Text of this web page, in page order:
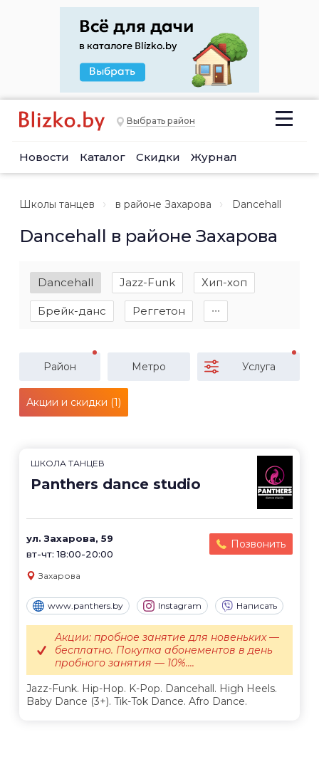
Выбрать район
Новости Каталог Скидки Журнал
Школы танцев в районе Захарова Dancehall
Dancehall в районе Захарова
Dancehall Jazz-Funk Хип-хоп
Брейк-данс Реггетон ∙∙∙
Район Метро Услуга
Акции и скидки (1)
ШКОЛА ТАНЦЕВ
Panthers dance studio
ул. Захарова, 59
вт-чт: 18:00-20:00
Позвонить
Захарова
www.panthers.by Instagram Написать
Jazz-Funk. Hip-Hop. K-Pop. Dancehall. High Heels.
Baby Dance (3+). Tik-Tok Dance. Afro Dance.
Акции: пробное занятие для новеньких —
бесплатно. Покупка абонементов в день
пробного занятия — 10%....